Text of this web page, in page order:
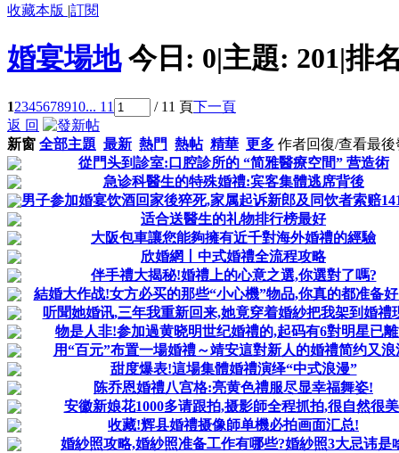
收藏本版 |訂閱
婚宴場地 今日: 0|主題: 201|排
12345678910... 11 / 11 頁下一頁
返 回
新窗 全部主題 最新 熱門 熱帖 精華 更多 作者回復/查看最後
從門头到診室:口腔診所的 “简雅醫療空間” 营造術
急诊科醫生的特殊婚禮:宾客集體逃席背後
男子参加婚宴饮酒回家後猝死,家属起诉新郎及同饮者索赔
适合送醫生的礼物排行榜最好
大阪包車讓您能夠擁有近千對海外婚禮的經驗
欣婚網丨中式婚禮全流程攻略
伴手禮大揭秘!婚禮上的心意之選,你選對了嗎?
結婚大作战!女方必买的那些“小心機”物品,你真的都准备
听聞她婚讯,三年我重新回来,她竟穿着婚紗把我架到婚禮
物是人非!参加過黄晓明世纪婚禮的,起码有6對明星已
用“百元”布置一場婚禮～靖安這對新人的婚禮简约又浪
甜度爆表!這場集體婚禮演绎“中式浪漫”
陈乔恩婚禮八宫格:亮黄色禮服尽显幸福舞姿!
安徽新娘花1000多请跟拍,摄影師全程抓拍,很自然很
收藏!辉县婚禮摄像師单機必拍画面汇总!
婚紗照攻略,婚紗照准备工作有哪些?婚紗照3大忌讳是